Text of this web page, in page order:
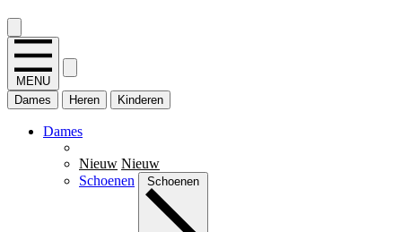
MENU
Dames
Heren Kinderen
Dames
Nieuw Nieuw
Schoenen
Schoenen